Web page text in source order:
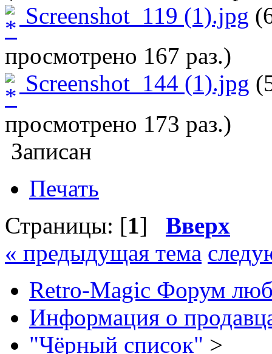
Screenshot_119 (1).jpg
просмотрено 167 раз.)
Screenshot_144 (1).jpg
просмотрено 173 раз.)
Записан
Печать
Страницы: [1] Вверх
« предыдущая тема
Retro-Magic Форум
Информация о
"Чёрный список" >